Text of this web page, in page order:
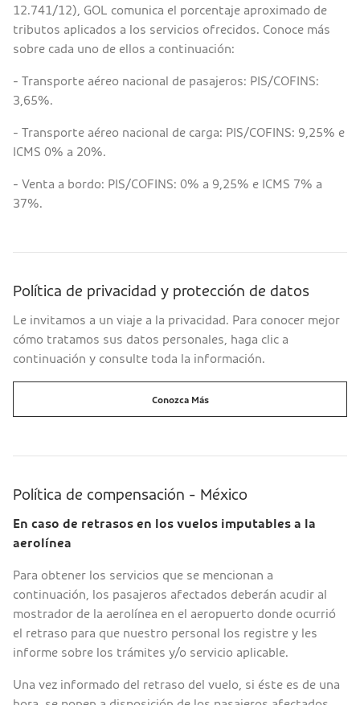
12.741/12), GOL comunica el porcentaje aproximado de
tributos aplicados a los servicios ofrecidos. Conoce más
sobre cada uno de ellos a continuación:
- Transporte aéreo nacional de pasajeros: PIS/COFINS:
3,65%.
- Transporte aéreo nacional de carga: PIS/COFINS: 9,25% e
ICMS 0% a 20%.
- Venta a bordo: PIS/COFINS: 0% a 9,25% e ICMS 7% a
37%.
Política de privacidad y protección de datos
Le invitamos a un viaje a la privacidad. Para conocer mejor
cómo tratamos sus datos personales, haga clic a
continuación y consulte toda la información.
Conozca Más
Política de compensación - México
En caso de retrasos en los vuelos imputables a la
aerolínea
Para obtener los servicios que se mencionan a
continuación, los pasajeros afectados deberán acudir al
mostrador de la aerolínea en el aeropuerto donde ocurrió
el retraso para que nuestro personal los registre y les
informe sobre los trámites y/o servicio aplicable.
Una vez informado del retraso del vuelo, si éste es de una